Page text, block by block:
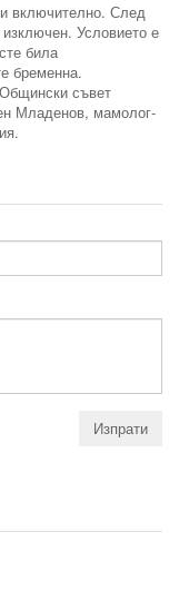
включително. След
Условието е
била
бременна.
съвет
Младенов, мамолог-